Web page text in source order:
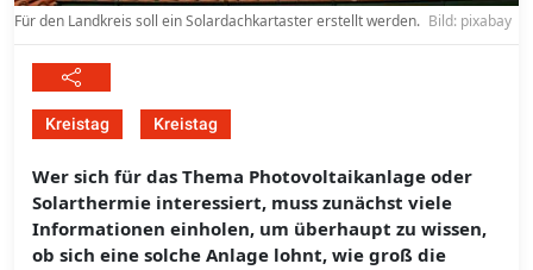
Für den Landkreis soll ein Solardachkartaster erstellt werden. Bild: pixabay
Kreistag Kreistag
Wer sich für das Thema Photovoltaikanlage oder
Solarthermie interessiert, muss zunächst viele
Informationen einholen, um überhaupt zu wissen,
ob sich eine solche Anlage lohnt, wie groß die